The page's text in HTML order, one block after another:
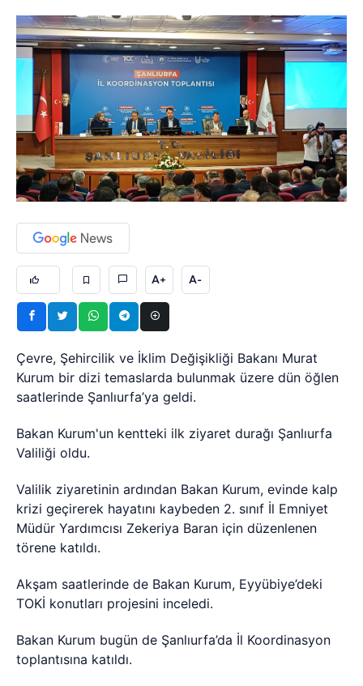
A+ A-
Çevre, Şehircilik ve İklim Değişikliği Bakanı Murat
Kurum bir dizi temaslarda bulunmak üzere dün öğlen
saatlerinde Şanlıurfa’ya geldi.
Bakan Kurum'un kentteki ilk ziyaret durağı Şanlıurfa
Valiliği oldu.
Valilik ziyaretinin ardından Bakan Kurum, evinde kalp
krizi geçirerek hayatını kaybeden 2. sınıf İl Emniyet
Müdür Yardımcısı Zekeriya Baran için düzenlenen
törene katıldı.
Akşam saatlerinde de Bakan Kurum, Eyyübiye’deki
TOKİ konutları projesini inceledi.
Bakan Kurum bugün de Şanlıurfa’da İl Koordinasyon
toplantısına katıldı.